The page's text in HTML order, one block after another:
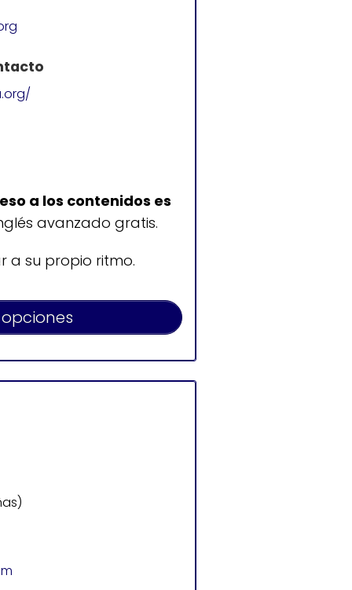
a los contenidos es
avanzado gratis.
a su propio ritmo.